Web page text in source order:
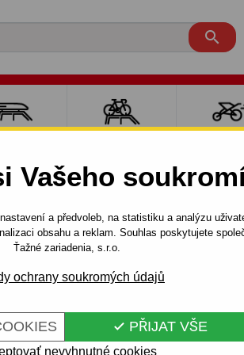
Vašeho
a předvoleb, na statistiku a analýzu
obsahu a reklam. Souhlas poskytujete
Ťažné zariadenia, s.r.o.
ochrany soukromých údajů
 PŘIJAT VŠE
nevyhnutné cookies

2006 - Tažné zařízení pro Peugeot
Kód: R 46 S
Peugeot Boxer, Valník L4, L5.